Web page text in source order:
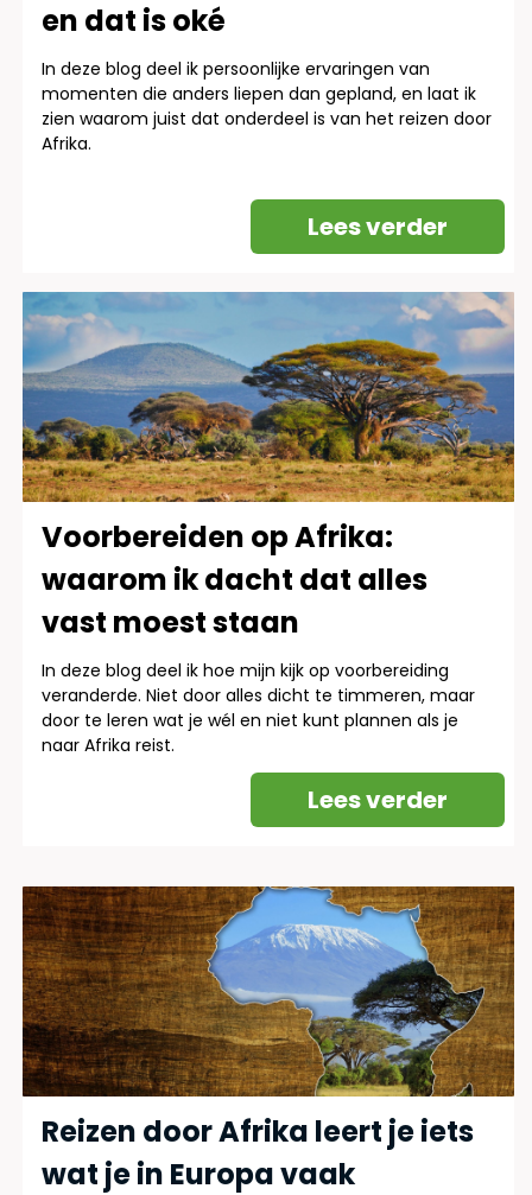
en dat is oké
In deze blog deel ik persoonlijke ervaringen van
momenten die anders liepen dan gepland, en laat ik
zien waarom juist dat onderdeel is van het reizen door
Afrika.
Lees verder
Voorbereiden op Afrika:
waarom ik dacht dat alles
vast moest staan
In deze blog deel ik hoe mijn kijk op voorbereiding
veranderde. Niet door alles dicht te timmeren, maar
door te leren wat je wél en niet kunt plannen als je
naar Afrika reist.
Lees verder
Reizen door Afrika leert je iets
wat je in Europa vaak